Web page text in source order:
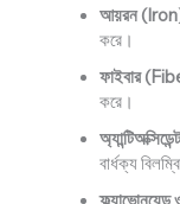
আয়রন
করে।
ফাইবার
করে।
বার্ধক্য